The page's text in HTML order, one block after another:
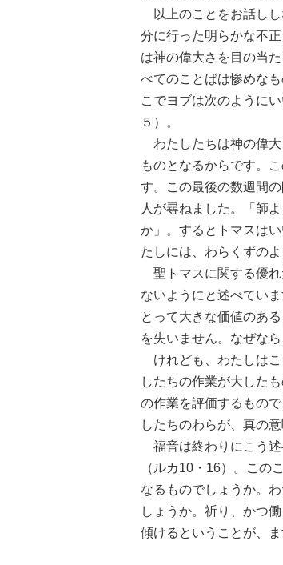
以上のことをお話しし
分に行った明らかな不
は神の偉大さを目の当
べてのことばは惨めな
こでヨブは次のように
５）。
わたしたちは神の偉大
ものとなるからです。
す。この最後の数週間
人が尋ねました。「師
か」。するとトマスは
たしには、わらくずのよ
聖トマスに関する優れ
ないようにと述べてい
とって大きな価値のあ
を失いません。なぜな
けれども、わたしはこ
したちの作業が大した
の作業を評価するもの
したちのわらが、真の
福音は終わりにこう述
（ルカ10・16）。この
なるものでしょうか。
しょうか。祈り、かつ
傾けるということが、